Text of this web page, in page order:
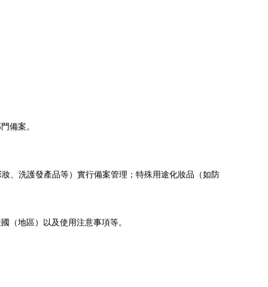
備案。
、洗護發產品等）實行備案管理；特殊用途化妝品（如防
（地區）以及使用注意事項等。